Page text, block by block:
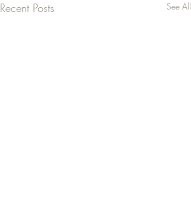
Recent Posts See All